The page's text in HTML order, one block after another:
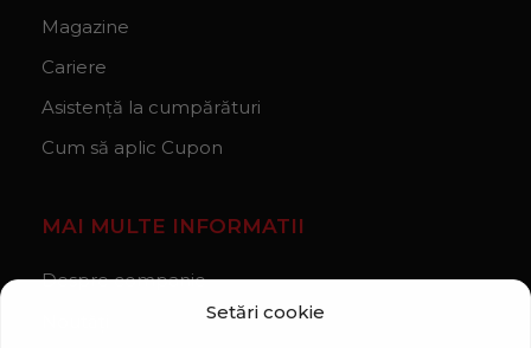
Setări cookie
Magazine
Cariere
Asistență la cumpărături
Cum să aplic Cupon
MAI MULTE INFORMATII
Despre companie